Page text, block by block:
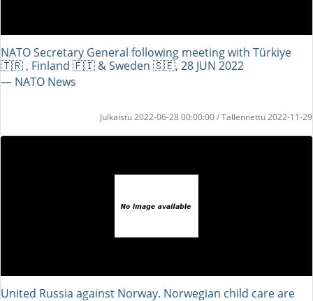
NATO Secretary General following meeting with Türkiye
🇹🇷 , Finland 🇫🇮 & Sweden 🇸🇪, 28 JUN 2022
― NATO News
Julkaistu 2022-06-28 00:00:00 / Tallennettu 2022-11-29
United Russia against Norway. Norwegian child care are